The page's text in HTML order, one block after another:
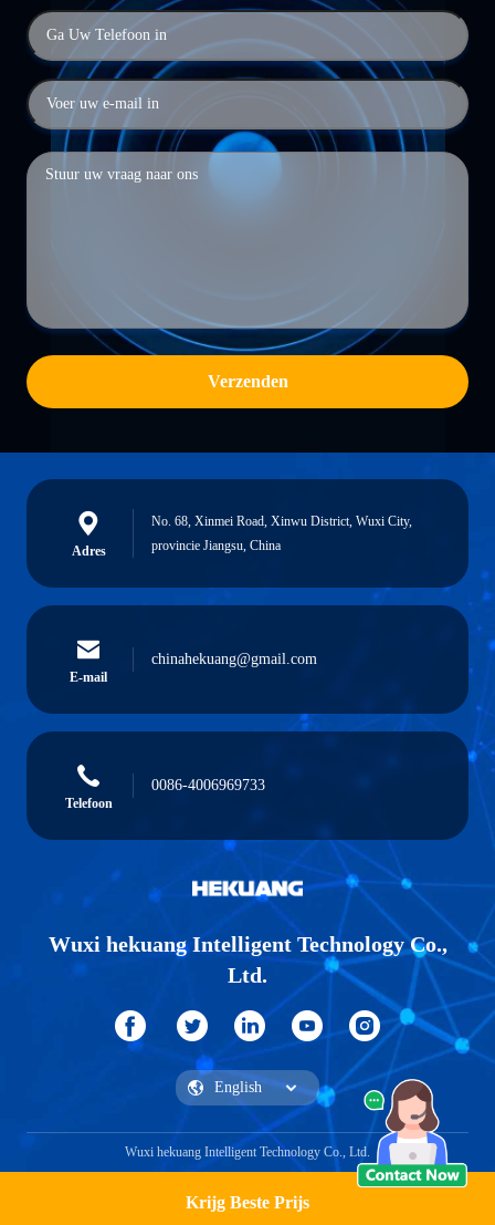
Krijg Beste Prijs
Verzenden
Adres
No. 68, Xinmei Road, Xinwu District, Wuxi City,
provincie Jiangsu, China
E-mail
chinahekuang@gmail.com
Telefoon
0086-4006969733
Wuxi hekuang Intelligent Technology Co.,
Ltd.
Wuxi hekuang Intelligent Technology Co., Ltd.
Vraag een offerte aan